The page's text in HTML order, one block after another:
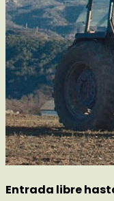
Entrada libre